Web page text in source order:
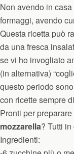
Non avendo in
formaggi, avendo
Questa ricetta può
da una fresca
se vi ho invogliato
(in alternativa)
questo periodo
con ricette sempre
Pronti per
mozzarella? Tutti
Ingredienti: